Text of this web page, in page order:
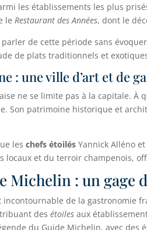
les établissements les plus
leRestaurant des Années, dont le
de cette période sans
de plats traditionnels et
: une ville d’art et de
ne se limite pas à la capitale.
Son patrimoine historique et
leschefs étoilés Yannick Alléno
locaux et du terroir champenois,
Michelin : un gage
incontournable de la gastronomie
desétoiles aux
du Guide Michelin, avec des